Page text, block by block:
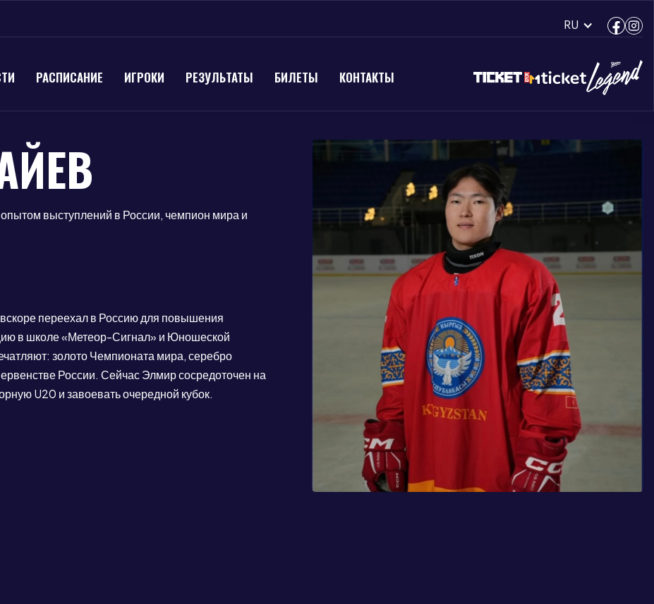
RU
РАСПИСАНИЕ ИГРОКИ РЕЗУЛЬТАТЫ БИЛЕТЫ КОНТАКТЫ
выступлений в России, чемпион мира и
переехал в Россию для повышения
в школе «Метеор-Сигнал» и Юношеской
золото Чемпионата мира, серебро
России. Сейчас Элмир сосредоточен на
U20 и завоевать очередной кубок.